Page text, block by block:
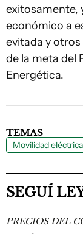
exitosamente,
económico a
evitada y
de la meta del
Energética.
TEMAS
Movilidad eléctrica
SEGUÍ
PRECIOS DEL